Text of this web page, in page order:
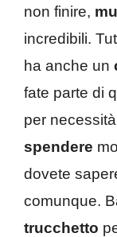
non finire,
incredibili.
ha anche un
fate parte di
per
spendere
dovete
comunque.
trucchetto